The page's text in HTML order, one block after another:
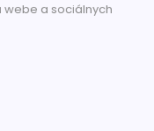
webe a sociálnych